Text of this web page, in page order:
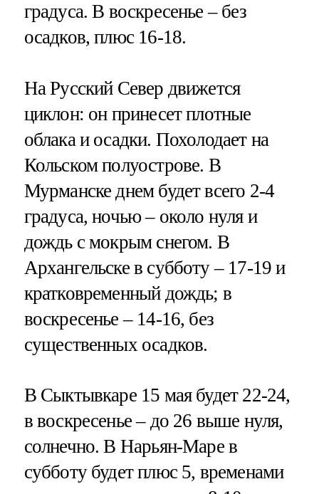
градуса. В воскресенье – без
осадков, плюс 16-18.
На Русский Север движется
циклон: он принесет плотные
облака и осадки. Похолодает на
Кольском полуострове. В
Мурманске днем будет всего 2-4
градуса, ночью – около нуля и
дождь с мокрым снегом. В
Архангельске в субботу – 17-19 и
кратковременный дождь; в
воскресенье – 14-16, без
существенных осадков.
В Сыктывкаре 15 мая будет 22-24,
в воскресенье – до 26 выше нуля,
солнечно. В Нарьян-Маре в
субботу будет плюс 5, временами